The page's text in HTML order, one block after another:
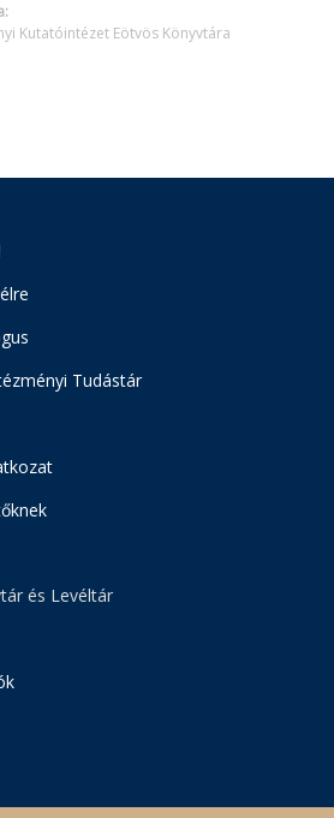
Kutatóintézet Eötvös Könyvtára
Tudástár
és Levéltár